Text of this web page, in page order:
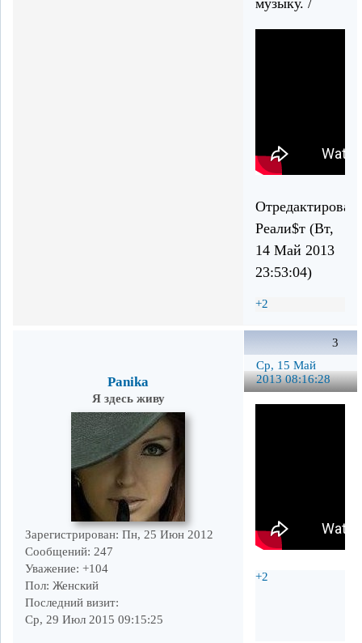
Реали$т (Вт,
14 Май 2013
23:53:04)
+2
3
Ср, 15 Май
2013 08:16:28
Panika
Я здесь живу
Зарегистрирован: Пн, 25 Июн 2012
Сообщений: 247
Уважение: +104
Пол: Женский
Последний визит:
Ср, 29 Июл 2015 09:15:25
+2